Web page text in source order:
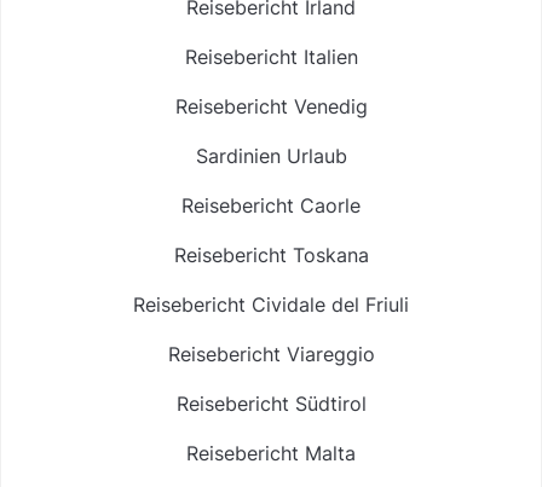
Reisebericht Irland
Reisebericht Italien
Reisebericht Venedig
Sardinien Urlaub
Reisebericht Caorle
Reisebericht Toskana
Reisebericht Cividale del Friuli
Reisebericht Viareggio
Reisebericht Südtirol
Reisebericht Malta